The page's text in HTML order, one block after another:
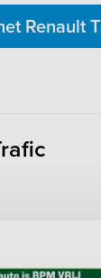
Renault